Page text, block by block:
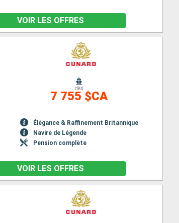
VOIR LES OFFRES
dès
7 755 $CA
Élégance & Raffinement Britannique
Navire de Légende
Pension complète
VOIR LES OFFRES